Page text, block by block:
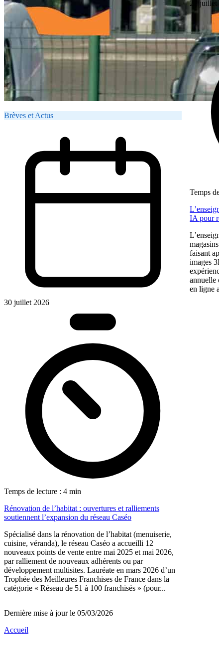
Brèves et Actus
30 juillet 2026
Temps de lecture : 4 min
Rénovation de l’habitat : ouvertures et ralliements
soutiennent l’expansion du réseau Caséo
Spécialisé dans la rénovation de l’habitat (menuiserie,
cuisine, véranda), le réseau Caséo a accueilli 12
nouveaux points de vente entre mai 2025 et mai 2026,
par ralliement de nouveaux adhérents ou par
développement multisites. Lauréate en mars 2026 d’un
Trophée des Meilleures Franchises de France dans la
catégorie « Réseau de 51 à 100 franchisés » (pour...
27 juillet
Temps de
IA pour
magasins
faisant
images
annuelle
en ligne
Dernière mise à jour le 05/03/2026
Accueil